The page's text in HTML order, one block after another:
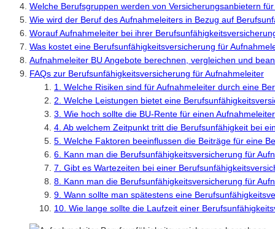
Welche Berufsgruppen werden von Versicherungsanbietern
Wie wird der Beruf des Aufnahmeleiters in Bezug auf
Worauf Aufnahmeleiter bei ihrer
Was kostet eine Berufsunfähigkeitsversicherung für
Aufnahmeleiter BU Angebote berechnen, vergleichen und
FAQs zur Berufsunfähigkeitsversicherung für Aufnahmeleiter
1. Welche Risiken sind für Aufnahmeleiter durch eine
2. Welche Leistungen bietet eine
3. Wie hoch sollte die BU-Rente für einen
4. Ab welchem Zeitpunkt tritt die Berufsunfähigkeit bei
5. Welche Faktoren beeinflussen die Beiträge für eine
6. Kann man die Berufsunfähigkeitsversicherung für
7. Gibt es Wartezeiten bei einer
8. Kann man die Berufsunfähigkeitsversicherung für
9. Wann sollte man spätestens eine
10. Wie lange sollte die Laufzeit einer